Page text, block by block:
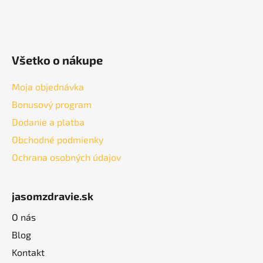
Všetko o nákupe
Moja objednávka
Bonusový program
Dodanie a platba
Obchodné podmienky
Ochrana osobných údajov
jasomzdravie.sk
O nás
Blog
Kontakt